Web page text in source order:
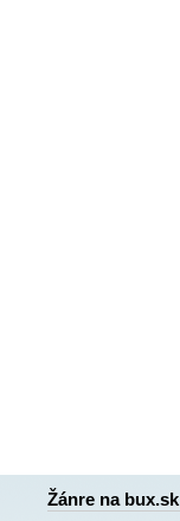
Žánre na bux.sk